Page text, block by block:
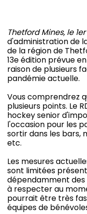
Thetford Mines, le
d'administration de
de la région de
13e édition prévue
raison de plusieurs
pandémie actuelle.
Vous comprendrez
plusieurs points. Le
hockey senior
l'occasion pour les
sortir dans les bars,
etc.
Les mesures
sont limitées
dépendamment
à respecter au
pourrait être très
équipes de